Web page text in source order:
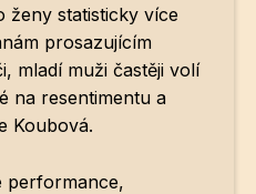
ženy statisticky více
prosazujícím
mladí muži častěji volí
na resentimentu a
Koubová.
performance,